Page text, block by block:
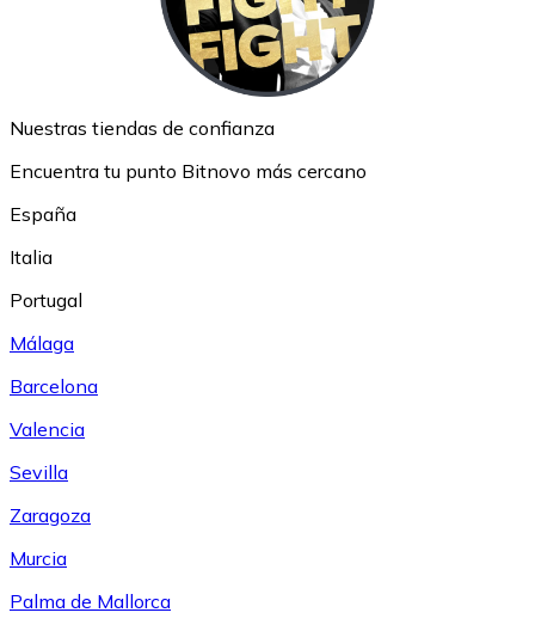
Nuestras tiendas de confianza
Encuentra tu punto Bitnovo más cercano
España
Italia
Portugal
Málaga
Barcelona
Valencia
Sevilla
Zaragoza
Murcia
Palma de Mallorca